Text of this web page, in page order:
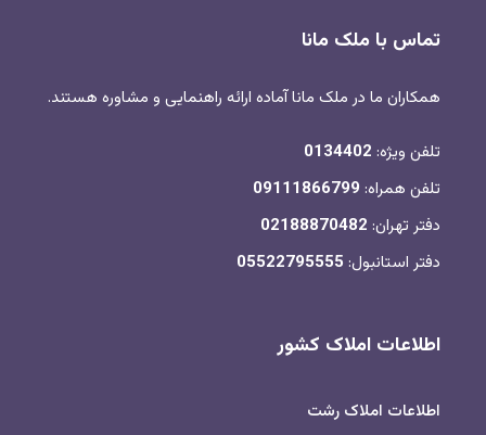
تماس با ملک مانا
همکاران ما در ملک مانا آماده ارائه راهنمایی و مشاوره هستند.
تلفن ویژه: 0134402
تلفن همراه: 09111866799
دفتر تهران: 02188870482
دفتر استانبول: 05522795555
اطلاعات املاک کشور
اطلاعات املاک رشت